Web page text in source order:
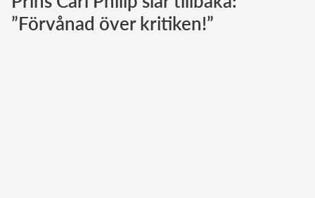
Norska kungahuset
”Förvånad över kritiken!”